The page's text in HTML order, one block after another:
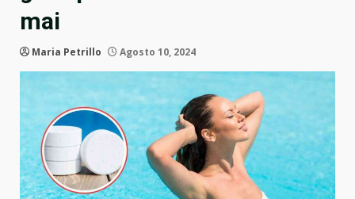
mai
Maria Petrillo Agosto 10, 2024